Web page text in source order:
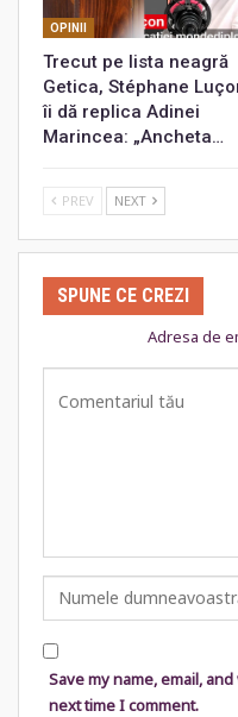
OPINII
Trecut pe lista neagră
Getica, Stéphane
îi dă replica Adinei
Marincea: „Ancheta…
PREV NEXT
SPUNE CE CREZI
Adresa de
Save my name, email,
next time I comment.